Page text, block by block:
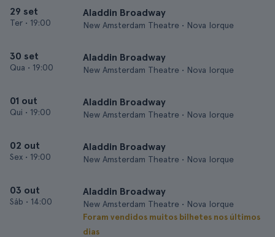
29 set
Ter • 19:00
Aladdin Broadway
New Amsterdam Theatre • Nova Iorque
30 set
Qua • 19:00
Aladdin Broadway
New Amsterdam Theatre • Nova Iorque
01 out
Qui • 19:00
Aladdin Broadway
New Amsterdam Theatre • Nova Iorque
02 out
Sex • 19:00
Aladdin Broadway
New Amsterdam Theatre • Nova Iorque
03 out
Sáb • 14:00
Aladdin Broadway
New Amsterdam Theatre • Nova Iorque
Foram vendidos muitos bilhetes nos últimos
dias